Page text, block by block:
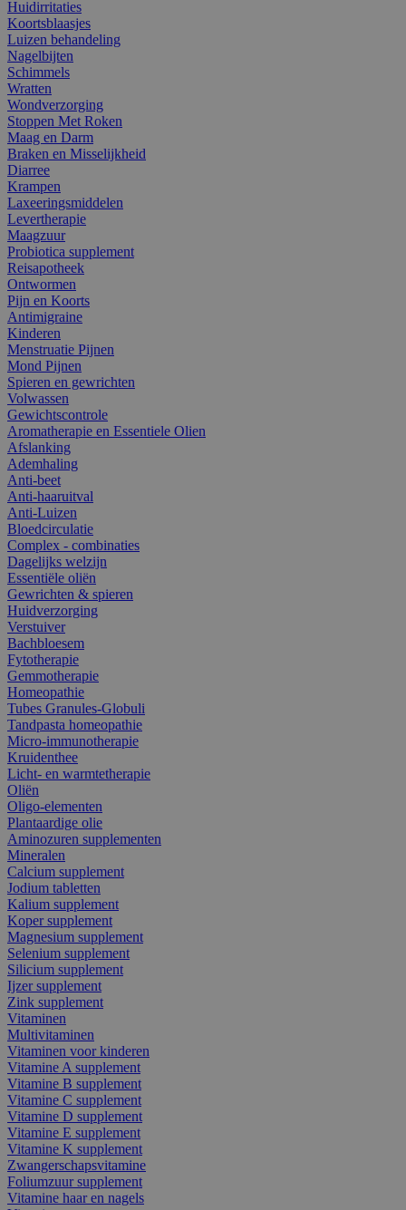
Huidirritaties
Koortsblaasjes
Luizen behandeling
Nagelbijten
Schimmels
Wratten
Wondverzorging
Stoppen Met Roken
Maag en Darm
Braken en Misselijkheid
Diarree
Krampen
Laxeeringsmiddelen
Levertherapie
Maagzuur
Probiotica supplement
Reisapotheek
Ontwormen
Pijn en Koorts
Antimigraine
Kinderen
Menstruatie Pijnen
Mond Pijnen
Spieren en gewrichten
Volwassen
Gewichtscontrole
Aromatherapie en Essentiele Olien
Afslanking
Ademhaling
Anti-beet
Anti-haaruitval
Anti-Luizen
Bloedcirculatie
Complex - combinaties
Dagelijks welzijn
Essentiële oliën
Gewrichten & spieren
Huidverzorging
Verstuiver
Bachbloesem
Fytotherapie
Gemmotherapie
Homeopathie
Tubes Granules-Globuli
Tandpasta homeopathie
Micro-immunotherapie
Kruidenthee
Licht- en warmtetherapie
Oliën
Oligo-elementen
Plantaardige olie
Aminozuren supplementen
Mineralen
Calcium supplement
Jodium tabletten
Kalium supplement
Koper supplement
Magnesium supplement
Selenium supplement
Silicium supplement
Ijzer supplement
Zink supplement
Vitaminen
Multivitaminen
Vitaminen voor kinderen
Vitamine A supplement
Vitamine B supplement
Vitamine C supplement
Vitamine D supplement
Vitamine E supplement
Vitamine K supplement
Zwangerschapsvitamine
Foliumzuur supplement
Vitamine haar en nagels